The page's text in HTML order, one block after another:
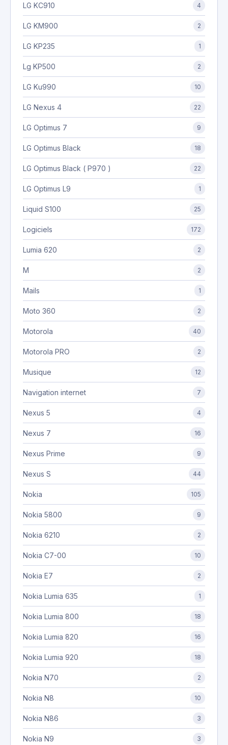
LG KC910 4
LG KM900 2
LG KP235 1
Lg KP500 2
LG Ku990 10
LG Nexus 4 22
LG Optimus 7 9
LG Optimus Black 18
LG Optimus Black ( P970 ) 22
LG Optimus L9 1
Liquid S100 25
Logiciels 172
Lumia 620 2
M 2
Mails 1
Moto 360 2
Motorola 40
Motorola PRO 2
Musique 12
Navigation internet 7
Nexus 5 4
Nexus 7 16
Nexus Prime 9
Nexus S 44
Nokia 105
Nokia 5800 9
Nokia 6210 2
Nokia C7-00 10
Nokia E7 2
Nokia Lumia 635 1
Nokia Lumia 800 18
Nokia Lumia 820 16
Nokia Lumia 920 18
Nokia N70 2
Nokia N8 10
Nokia N86 3
Nokia N9 3